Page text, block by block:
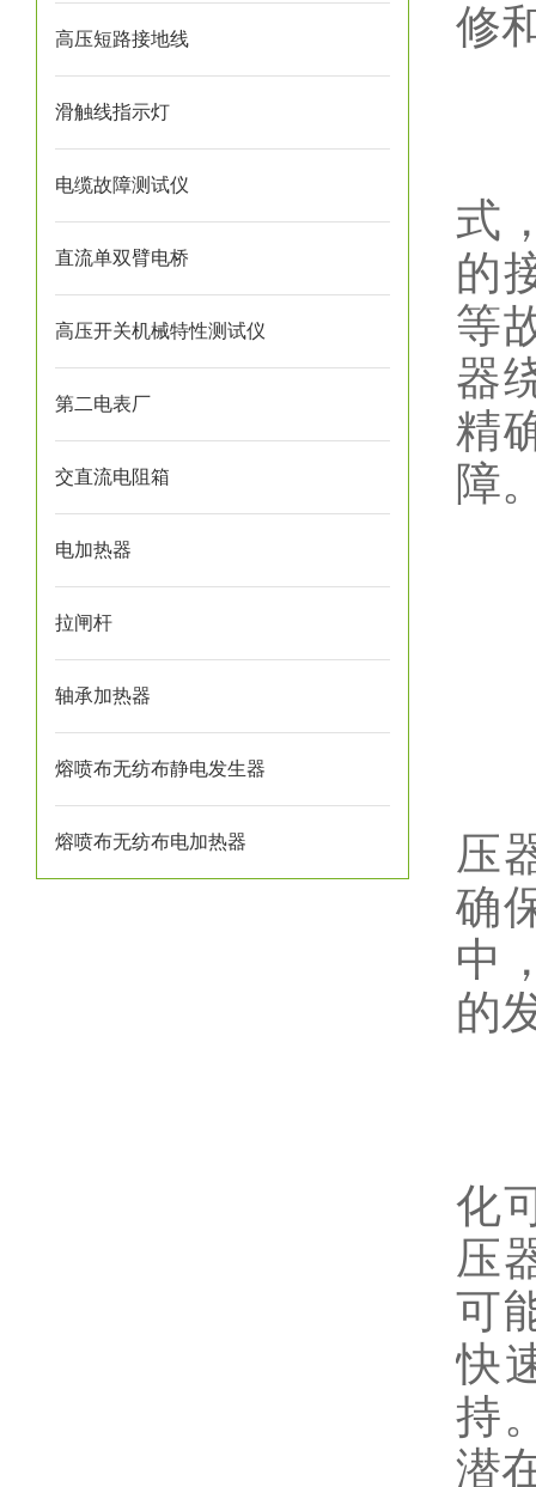
高压短路接地线
滑触线指示灯
电缆故障测试仪
直流单双臂电桥
高压开关机械特性测试仪
第二电表厂
交直流电阻箱
电加热器
拉闸杆
轴承加热器
熔喷布无纺布静电发生器
熔喷布无纺布电加热器
修
式
的
等
器
精
障
压
确
中
的
化
压
可
快
持
潜